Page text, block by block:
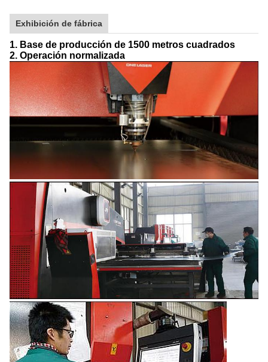
Exhibición de fábrica
1. Base de producción de 1500 metros cuadrados
2. Operación normalizada